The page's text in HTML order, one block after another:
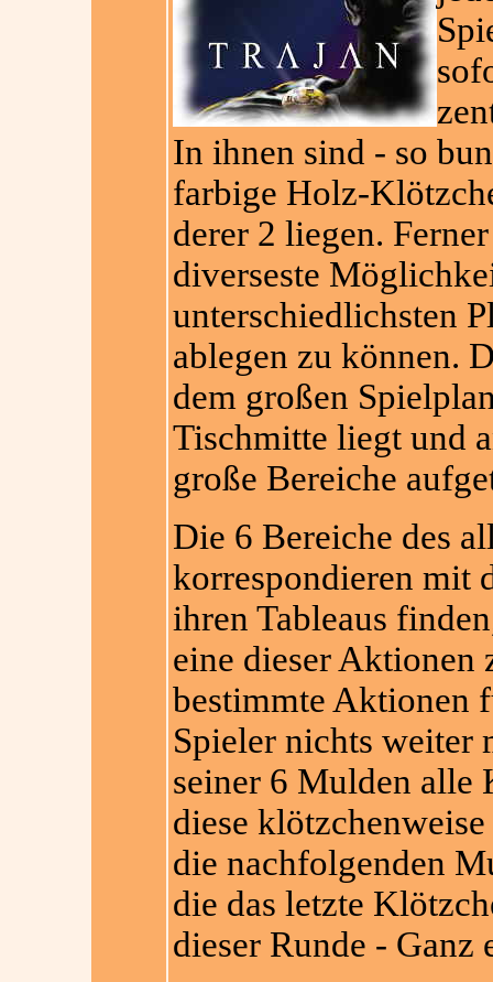
In ihnen sind - so
farbige Holz-
derer 2 liegen.
diverseste
unterschiedlichsten
ablegen zu können.
dem großen
Tischmitte liegt und
große Bereiche
Die 6 Bereiche des
korrespondieren mit
ihren Tableaus
eine dieser Aktionen
bestimmte Aktionen
Spieler nichts weiter
seiner 6 Mulden alle
diese
die nachfolgenden
die das letzte
dieser Runde - Ganz